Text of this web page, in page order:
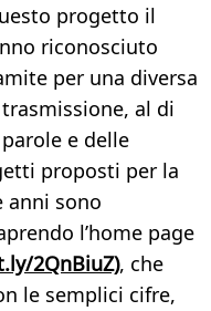
progetto il
riconosciuto
per una diversa
al di
e delle
proposti per la
anni sono
l’home page
2QnBiuZ), che
le semplici cifre,